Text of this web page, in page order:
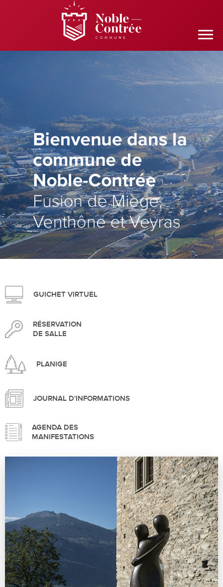
>
GUICHET VIRTUEL
RÉSERVATION
DE SALLE
PLANIGE
JOURNAL D'INFORMATIONS
AGENDA DES
MANIFESTATIONS